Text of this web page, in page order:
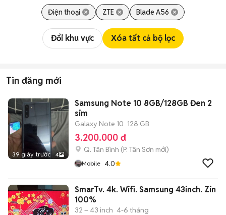
Điện thoại ZTE Blade A56
Đổi khu vực Xóa tất cả bộ lọc
Tin đăng mới
39 giây trước 4
Samsung Note 10 8GB/128GB Đen 2
sim
Galaxy Note 10 128 GB
3.200.000 đ
Q. Tân Bình (P. Tân Sơn mới)
Mobile 4.0
SmarTv. 4k. Wifi. Samsung 43inch. Zin
100%
32 – 43 inch 4-6 tháng